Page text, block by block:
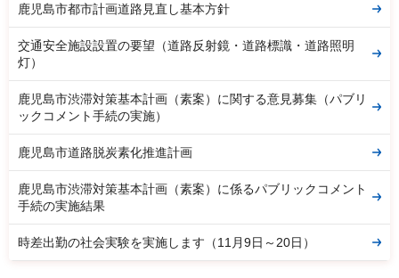
鹿児島市都市計画道路見直し基本方針
交通安全施設設置の要望（道路反射鏡・道路標識・道路照明
灯）
鹿児島市渋滞対策基本計画（素案）に関する意見募集（パブリ
ックコメント手続の実施）
鹿児島市道路脱炭素化推進計画
鹿児島市渋滞対策基本計画（素案）に係るパブリックコメント
手続の実施結果
時差出勤の社会実験を実施します（11月9日～20日）